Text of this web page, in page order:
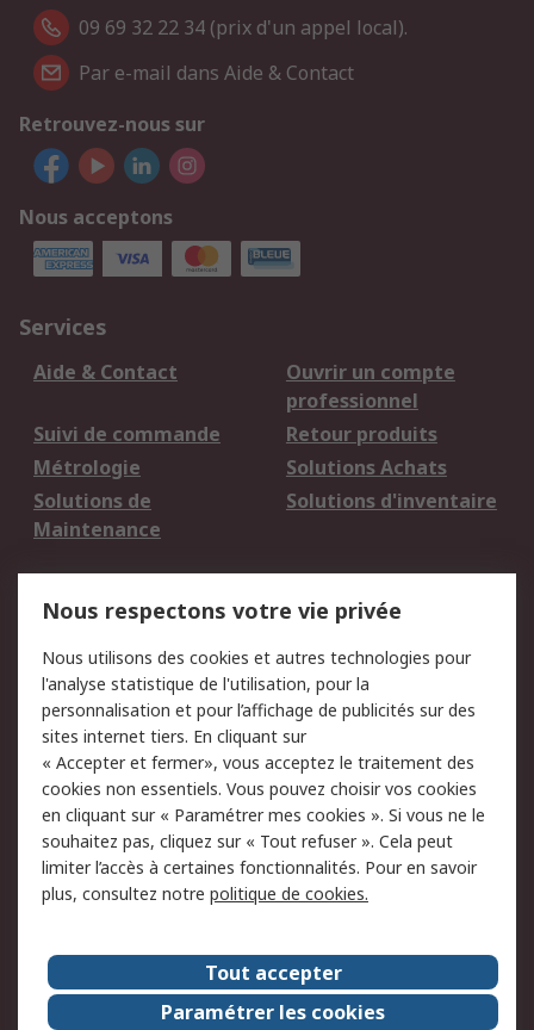
09 69 32 22 34 (prix d'un appel local).
Par e-mail dans Aide & Contact
Retrouvez-nous sur
Nous acceptons
Services
Aide & Contact
Ouvrir un compte
professionnel
Suivi de commande
Retour produits
Métrologie
Solutions Achats
Solutions de
Maintenance
Solutions d'inventaire
du site
Politique de protection
des données - Mise à
jour
Sécurité des E-mails
Conditions générales
de vente
Politique anti-
corruption
Campagnes marketing
A propos de RS
A propos de RS France
Evénements
Le groupe RS Group Plc
Presse
RS dans le monde
Démarche RSE
Nous respectons votre vie privée
Nous utilisons des cookies et autres technologies pour
l'analyse statistique de l'utilisation, pour la
personnalisation et pour l’affichage de publicités sur des
sites internet tiers. En cliquant sur
« Accepter et fermer», vous acceptez le traitement des
cookies non essentiels. Vous pouvez choisir vos cookies
en cliquant sur « Paramétrer mes cookies ». Si vous ne le
souhaitez pas, cliquez sur « Tout refuser ». Cela peut
limiter l’accès à certaines fonctionnalités. Pour en savoir
plus, consultez notre politique de cookies.
Tout accepter
Paramétrer les cookies